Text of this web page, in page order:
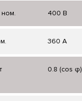
400 В
360 А
0.8 (cos φ)